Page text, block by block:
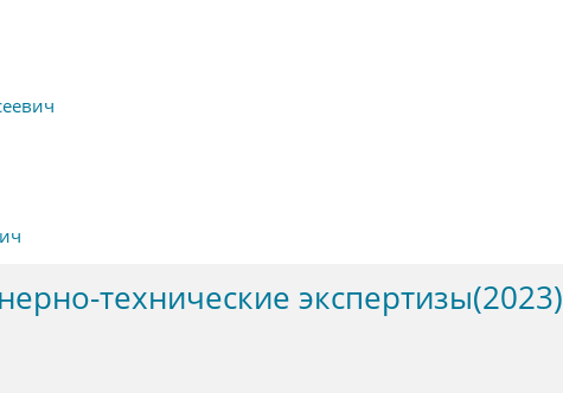
технические экспертизы(2023)